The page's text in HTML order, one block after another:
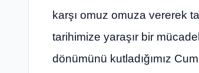
karşı omuz omuza vererek
tarihimize yaraşır bir
dönümünü kutladığımız